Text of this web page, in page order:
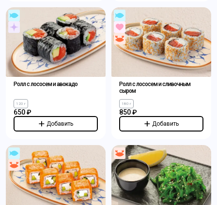
Ролл с лососем и авокадо
120 г
650 ₽
Добавить
Ролл с лососем и сливочным
сыром
180 г
850 ₽
Добавить